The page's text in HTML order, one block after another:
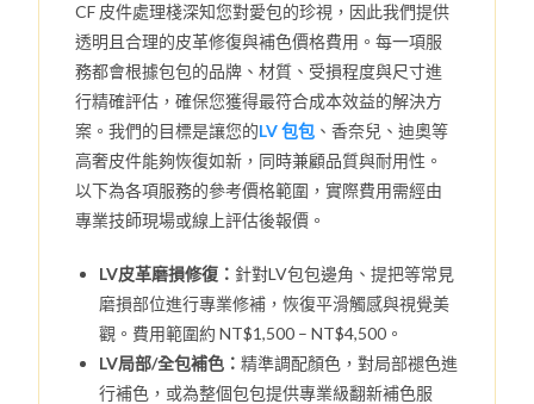
CF 皮件處理棧深知您對愛包的珍視，因此我們提供
透明且合理的皮革修復與補色價格費用。每一項服
務都會根據包包的品牌、材質、受損程度與尺寸進
行精確評估，確保您獲得最符合成本效益的解決方
案。我們的目標是讓您的LV 包包 、香奈兒、迪奧等
高奢皮件能夠恢復如新，同時兼顧品質與耐用性。
以下為各項服務的參考價格範圍，實際費用需經由
專業技師現場或線上評估後報價。
LV皮革磨損修復： 針對LV包包邊角、提把等常見
磨損部位進行專業修補，恢復平滑觸感與視覺美
觀。費用範圍約 NT$1,500 – NT$4,500。
LV局部/全包補色：精準調配顏色，對局部褪色進
行補色，或為整個包包提供專業級翻新補色服